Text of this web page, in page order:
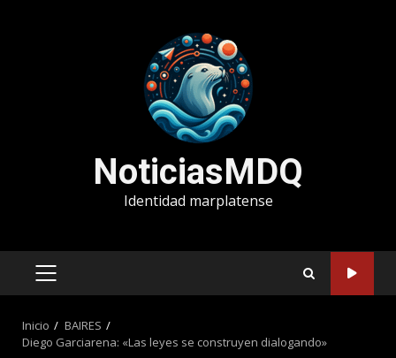
NoticiasMDQ
Identidad marplatense
MENÚ
Inicio
BAIRES
Diego Garciarena: «Las leyes se construyen dialogando»